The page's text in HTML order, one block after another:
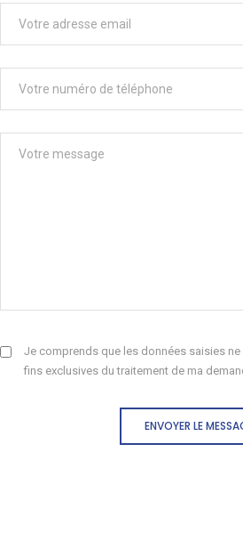
Je comprends que les données saisies
fins exclusives du traitement de ma
ENVOYER LE